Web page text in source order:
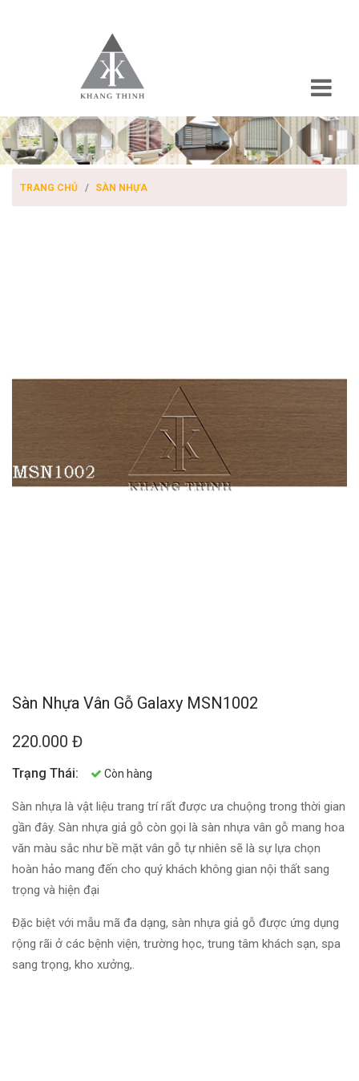
TRANG CHỦ SÀN NHỰA
Sàn Nhựa Vân Gỗ Galaxy MSN1002
220.000 Đ
Trạng Thái: Còn hàng
Sàn nhựa là vật liệu trang trí rất được ưa chuộng trong thời gian
gần đây. Sàn nhựa giả gỗ còn gọi là sàn nhựa vân gỗ mang hoa
văn màu sắc như bề mặt vân gỗ tự nhiên sẽ là sự lựa chọn
hoàn hảo mang đến cho quý khách không gian nội thất sang
trọng và hiện đại
Đặc biệt với mẫu mã đa dạng, sàn nhựa giả gỗ được ứng dụng
rộng rãi ở các bệnh viện, trường học, trung tâm khách sạn, spa
sang trọng, kho xưởng,.